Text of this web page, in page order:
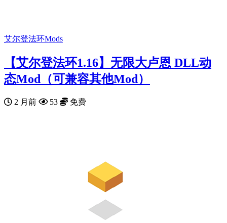
艾尔登法环Mods
【艾尔登法环1.16】无限大卢恩 DLL动
态Mod（可兼容其他Mod）
2 月前 53 免费